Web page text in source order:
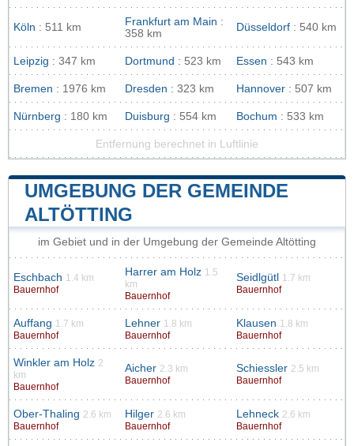
Köln : 511 km Frankfurt am Main :
358 km
Düsseldorf : 540 km
Leipzig : 347 km Dortmund : 523 km Essen : 543 km
Bremen : 1976 km Dresden : 323 km Hannover : 507 km
Nürnberg : 180 km Duisburg : 554 km Bochum : 533 km
Entfernung berechnet in Luftlinie
UMGEBUNG DER GEMEINDE
ALTÖTTING
im Gebiet und in der Umgebung der Gemeinde Altötting
Eschbach 1.4 km
Bauernhof
Harrer am Holz 1.5
km
Bauernhof
Seidlgütl
1.7 km
Bauernhof
Auffang 1.7 km
Bauernhof
Lehner 1.8 km
Bauernhof
Klausen 1.8 km
Bauernhof
Winkler am Holz 2
km
Bauernhof
Aicher 2.3 km
Bauernhof
Schiessler 2.5 km
Bauernhof
Ober-Thaling 2.6 km
Bauernhof
Hilger 2.6 km
Bauernhof
Lehneck 2.6 km
Bauernhof